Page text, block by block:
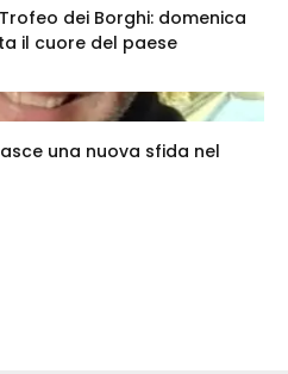
dei Borghi: domenica
il cuore del paese
una nuova sfida nel